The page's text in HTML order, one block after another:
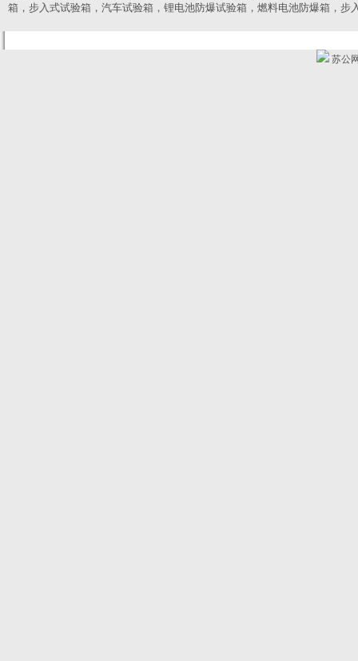
箱， 步入式试验箱，汽车试验箱，锂电池防爆试验箱，燃料电池防爆箱，
苏公